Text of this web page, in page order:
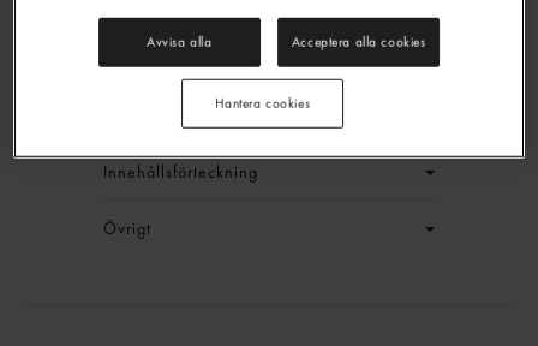
LOGGA IN
Generell produktinfo
Innehållsförteckning
Övrigt
Avvisa alla Acceptera alla cookies
Hantera cookies